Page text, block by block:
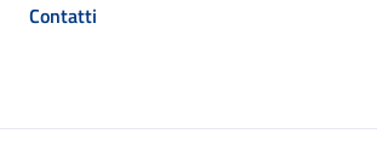
Contatti